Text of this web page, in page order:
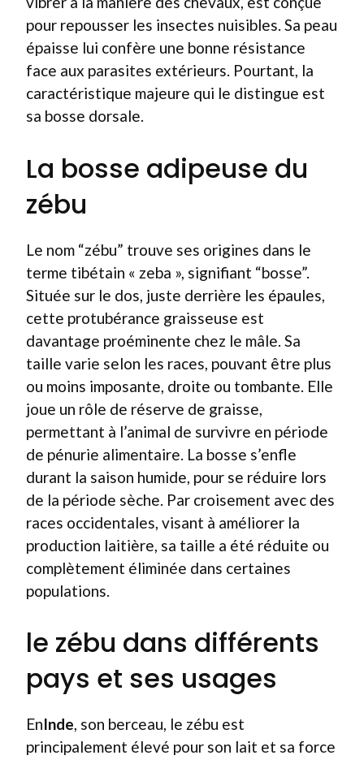
pour repousser les insectes nuisibles. Sa peau
épaisse lui confère une bonne résistance
face aux parasites extérieurs. Pourtant, la
caractéristique majeure qui le distingue est
sa bosse dorsale.
La bosse adipeuse du
zébu
Le nom “zébu” trouve ses origines dans le
terme tibétain « zeba », signifiant “bosse”.
Située sur le dos, juste derrière les épaules,
cette protubérance graisseuse est
davantage proéminente chez le mâle. Sa
taille varie selon les races, pouvant être plus
ou moins imposante, droite ou tombante. Elle
joue un rôle de réserve de graisse,
permettant à l’animal de survivre en période
de pénurie alimentaire. La bosse s’enfle
durant la saison humide, pour se réduire lors
de la période sèche. Par croisement avec des
races occidentales, visant à améliorer la
production laitière, sa taille a été réduite ou
complètement éliminée dans certaines
populations.
le zébu dans différents
pays et ses usages
EnInde, son berceau, le zébu est
principalement élevé pour son lait et sa force